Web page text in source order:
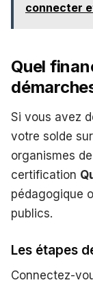
connecter
Quel
Si vous avez
votre solde
organismes
certification
pédagogique
publics.
Les étapes
Connectez-